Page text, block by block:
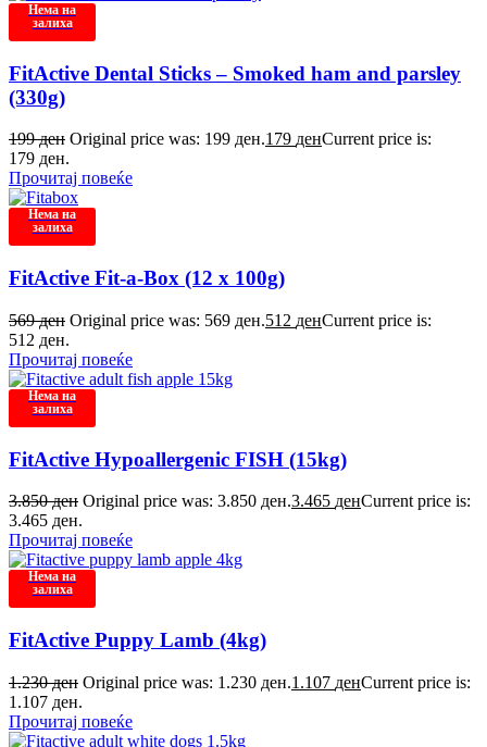
Нема на
залиха
FitActive Dental Sticks – Smoked ham and parsley
(330g)
199ден Original price was: 199 ден.179 денCurrent price is:
179 ден.
Прочитај повеќе
Нема на
залиха
FitActive Fit-a-Box (12 x 100g)
569ден Original price was: 569 ден.512 денCurrent price is:
512 ден.
Прочитај повеќе
Нема на
залиха
FitActive Hypoallergenic FISH (15kg)
3.850ден Original price was: 3.850 ден.3.465 денCurrent price is:
3.465 ден.
Прочитај повеќе
Нема на
залиха
FitActive Puppy Lamb (4kg)
1.230ден Original price was: 1.230 ден.1.107 денCurrent price is:
1.107 ден.
Прочитај повеќе